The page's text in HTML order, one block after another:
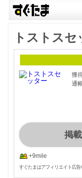
トストスセ
獲
通
掲
+9mile
すぐたまはアフィリエイト広